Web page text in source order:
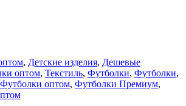
, Детские изделия, Дешевые
оптом, Текстиль, Футболки, Футболки,
Футболки оптом, Футболки Премиум,